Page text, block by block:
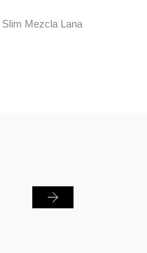
Mezcla Lana